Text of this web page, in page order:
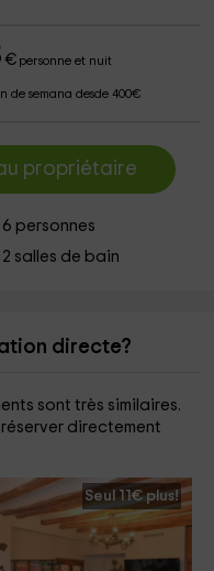
€personne et nuit
de semana desde 400€
propriétaire
6 personnes
2 salles de bain
directe?
sont très similaires.
directement
Seul 11€ plus!